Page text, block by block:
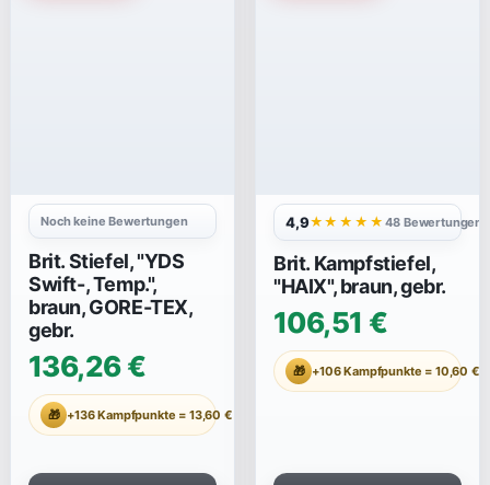
Noch keine Bewertungen
Brit. Stiefel, "YDS
Swift-, Temp.",
braun, GORE-TEX,
gebr.
136,26 €
🎁 +136 Kampfpunkte = 13,60 €
4,9★★★★★48 Bewertungen
Brit. Kampfstiefel,
"HAIX", braun, gebr.
106,51 €
🎁 +106 Kampfpunkte = 10,60 €